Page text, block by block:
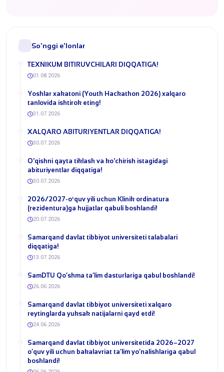
So'nggi e'lonlar
​TEXNIKUM BITIRUVCHILARI DIQQATIGA!
01.08.2026
Yoshlar xakatoni (Youth Hackathon 2026) xalqaro
tanlovida ishtirok eting!
31.07.2026
​XALQARO ABITURIYENTLAR DIQQATIGA!
30.07.2026
​O'qishni qayta tiklash va ko'chirish istagidagi
abituriyentlar diqqatiga!
30.07.2026
​2026/2027-oʻquv yili uchun Klinik ordinatura
(rezidentura)ga hujjatlar qabuli boshlandi!
20.07.2026
Samarqand davlat tibbiyot universiteti talabalari
diqqatiga!
13.07.2026
​SamDTU Qo‘shma ta’lim dasturlariga qabul boshlandi!
26.06.2026
Samarqand davlat tibbiyot universiteti xalqaro
reytinglarda yuksak natijalarni qayd etdi!
24.06.2026
Samarqand davlat tibbiyot universitetida 2026–2027
o‘quv yili uchun bakalavriat ta’lim yo‘nalishlariga qabul
boshlandi!